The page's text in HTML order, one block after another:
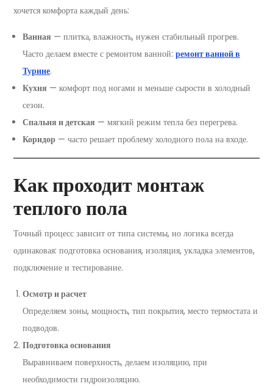
хочется комфорта каждый день:
Ванная — плитка, влажность, нужен стабильный прогрев.
Часто делаем вместе с ремонтом ванной: ремонт ванной в
Турине.
Кухня — комфорт под ногами и меньше сырости в холодный
сезон.
Спальня и детская — мягкий режим тепла без перегрева.
Коридор — часто решает проблему холодного пола на входе.
Как проходит монтаж
теплого пола
Точный процесс зависит от типа системы, но логика всегда
одинаковая: подготовка основания, изоляция, укладка элементов,
подключение и тестирование.
Осмотр и расчет
Определяем зоны, мощность, тип покрытия, место термостата и
подводов.
Подготовка основания
Выравниваем поверхность, делаем изоляцию, при
необходимости гидроизоляцию.